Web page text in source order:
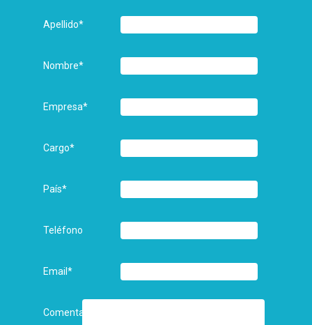
Apellido*
Nombre*
Empresa*
Cargo*
País*
Teléfono
Email*
Comentarios